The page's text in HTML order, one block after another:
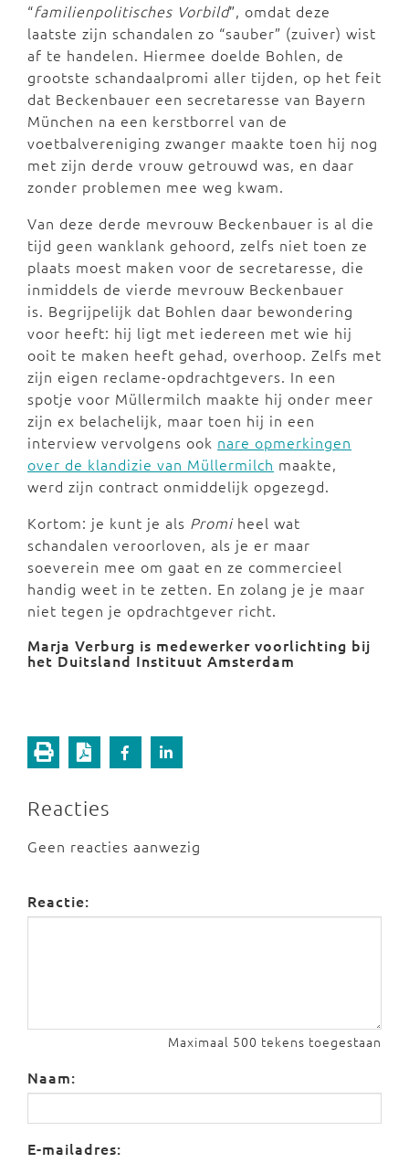
“familienpolitisches Vorbild”, omdat deze
laatste zijn schandalen zo “sauber” (zuiver) wist
af te handelen. Hiermee doelde Bohlen, de
grootste schandaalpromi aller tijden, op het feit
dat Beckenbauer een secretaresse van Bayern
München na een kerstborrel van de
voetbalvereniging zwanger maakte toen hij nog
met zijn derde vrouw getrouwd was, en daar
zonder problemen mee weg kwam.
Van deze derde mevrouw Beckenbauer is al die
tijd geen wanklank gehoord, zelfs niet toen ze
plaats moest maken voor de secretaresse, die
inmiddels de vierde mevrouw Beckenbauer
is. Begrijpelijk dat Bohlen daar bewondering
voor heeft: hij ligt met iedereen met wie hij
ooit te maken heeft gehad, overhoop. Zelfs met
zijn eigen reclame-opdrachtgevers. In een
spotje voor Müllermilch maakte hij onder meer
zijn ex belachelijk, maar toen hij in een
interview vervolgens ook nare opmerkingen
over de klandizie van Müllermilch maakte,
werd zijn contract onmiddelijk opgezegd.
Kortom: je kunt je als Promiheel wat
schandalen veroorloven, als je er maar
soeverein mee om gaat en ze commercieel
handig weet in te zetten. En zolang je je maar
niet tegen je opdrachtgever richt.
Marja Verburg is medewerker voorlichting bij
hetDuitsland Instituut Amsterdam
Reacties
Geen reacties aanwezig
Reactie:
Maximaal 500 tekens toegestaan
Naam:
E-mailadres: